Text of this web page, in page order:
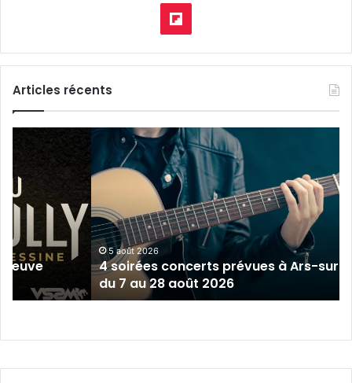
Flipboard
Articles récents
soirées
concerts
Ars-
sur-
Moselle
du
au
5 août 2026
4 soirées concerts prévues à Ars-sur-
du 7 au 28 août 2026